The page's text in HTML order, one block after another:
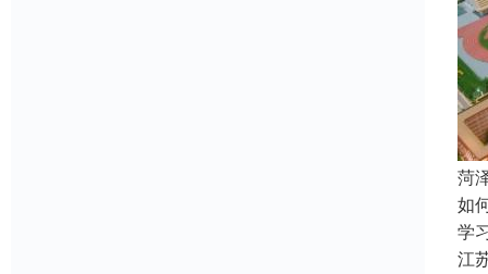
菏
如
学
江